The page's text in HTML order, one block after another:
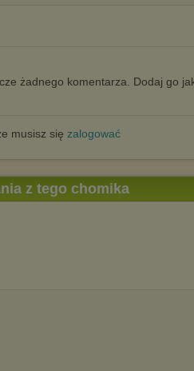
żadnego komentarza. Dodaj go
musisz się zalogować
z tego chomika